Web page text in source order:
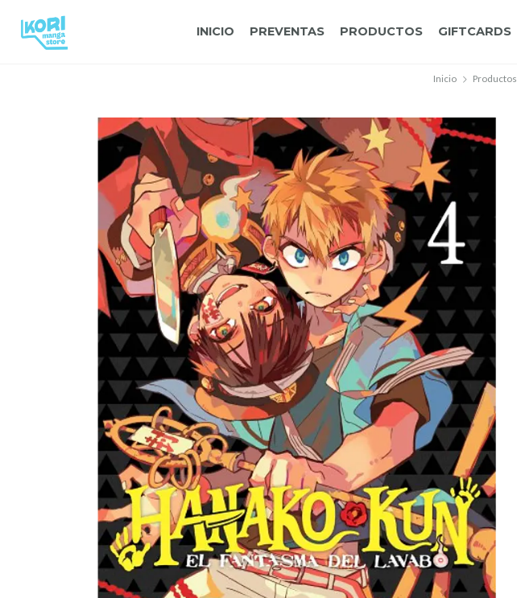
INICIO PREVENTAS PRODUCTOS GIFTCARDS
Inicio Productos